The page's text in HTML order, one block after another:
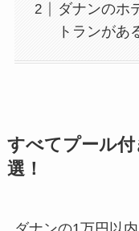
ダナンのホ
トランがあ
すべてプール
選！